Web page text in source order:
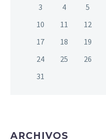
3
4 5
10
11 12
17
18 19
24
25 26
31
ARCHIVOS